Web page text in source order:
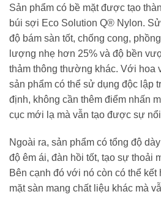
Sản phẩm có bề mặt được tạo
búi sợi Eco Solution Q® Nylon.
độ bám sàn tốt, chống cong,
lượng nhẹ hơn 25% và độ bền
thảm thông thường khác. Với hoa
sản phẩm có thể sử dụng độc lập
định, không cần thêm điểm nhấn
cục mới lạ mà vẫn tạo được sự
Ngoài ra, sản phẩm có tổng độ
độ êm ái, đàn hồi tốt, tạo sự thoải
Bên cạnh đó với nó còn có thể
mặt sàn mang chất liệu khác mà